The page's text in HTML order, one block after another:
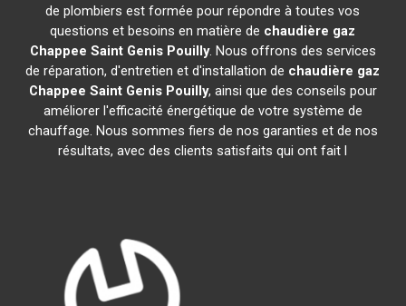
de plombiers est formée pour répondre à toutes vos
questions et besoins en matière de chaudière gaz
Chappee Saint Genis Pouilly. Nous offrons des services
de réparation, d'entretien et d'installation de chaudière gaz
Chappee Saint Genis Pouilly, ainsi que des conseils pour
améliorer l'efficacité énergétique de votre système de
chauffage. Nous sommes fiers de nos garanties et de nos
résultats, avec des clients satisfaits qui ont fait l